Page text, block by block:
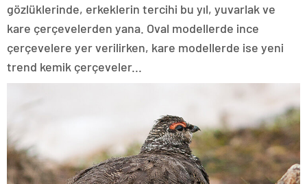
gözlüklerinde, erkeklerin tercihi bu yıl, yuvarlak ve
kare çerçevelerden yana. Oval modellerde ince
çerçevelere yer verilirken, kare modellerde ise yeni
trend kemik çerçeveler...